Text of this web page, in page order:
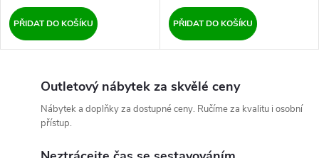
PŘIDAT DO KOŠÍKU PŘIDAT DO KOŠÍKU
Outletový nábytek za skvělé ceny
Nábytek a doplňky za dostupné ceny. Ručíme za kvalitu i osobní
přístup.